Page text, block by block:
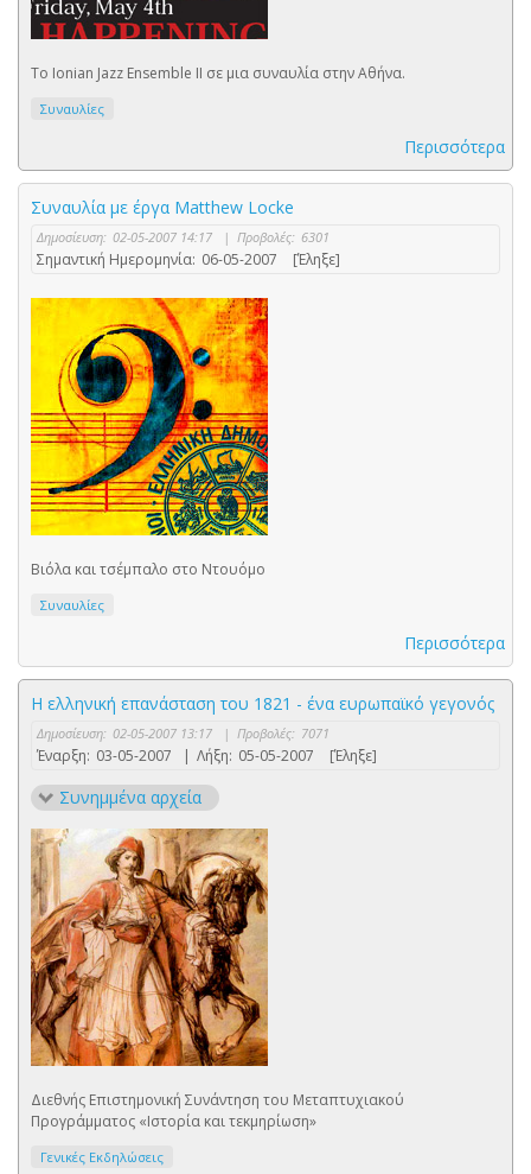
Το Ionian Jazz Ensemble II σε μια συναυλία στην Αθήνα.
Συναυλίες
Περισσότερα
Συναυλία με έργα Matthew Locke
Δημοσίευση: 02-05-2007 14:17 | Προβολές: 6301
Σημαντική Ημερομηνία: 06-05-2007 [Έληξε]
Βιόλα και τσέμπαλο στο Ντουόμο
Συναυλίες
Περισσότερα
Η ελληνική επανάσταση του 1821 - ένα ευρωπαϊκό γεγονός
Δημοσίευση: 02-05-2007 13:17 | Προβολές: 7071
Έναρξη: 03-05-2007 | Λήξη: 05-05-2007 [Έληξε]
Συνημμένα αρχεία
Διεθνής Επιστημονική Συνάντηση του Μεταπτυχιακού
Προγράμματος «Ιστορία και τεκμηρίωση»
Γενικές Εκδηλώσεις